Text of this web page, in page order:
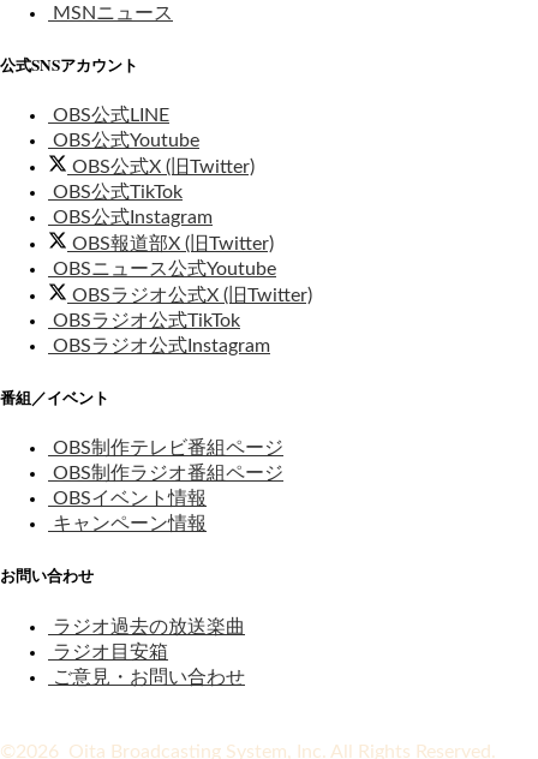
MSNニュース
公式SNSアカウント
OBS公式LINE
OBS公式Youtube
OBS公式X (旧Twitter)
OBS公式TikTok
OBS公式Instagram
OBS報道部X (旧Twitter)
OBSニュース公式Youtube
OBSラジオ公式X (旧Twitter)
OBSラジオ公式TikTok
OBSラジオ公式Instagram
番組／イベント
OBS制作テレビ番組ページ
OBS制作ラジオ番組ページ
OBSイベント情報
キャンペーン情報
お問い合わせ
ラジオ過去の放送楽曲
ラジオ目安箱
ご意見・お問い合わせ
©2026 Oita Broadcasting System, Inc. All Rights Reserved.